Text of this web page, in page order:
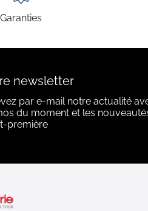
Garanties
newsletter
par e-mail notre actualité
du moment et les
première